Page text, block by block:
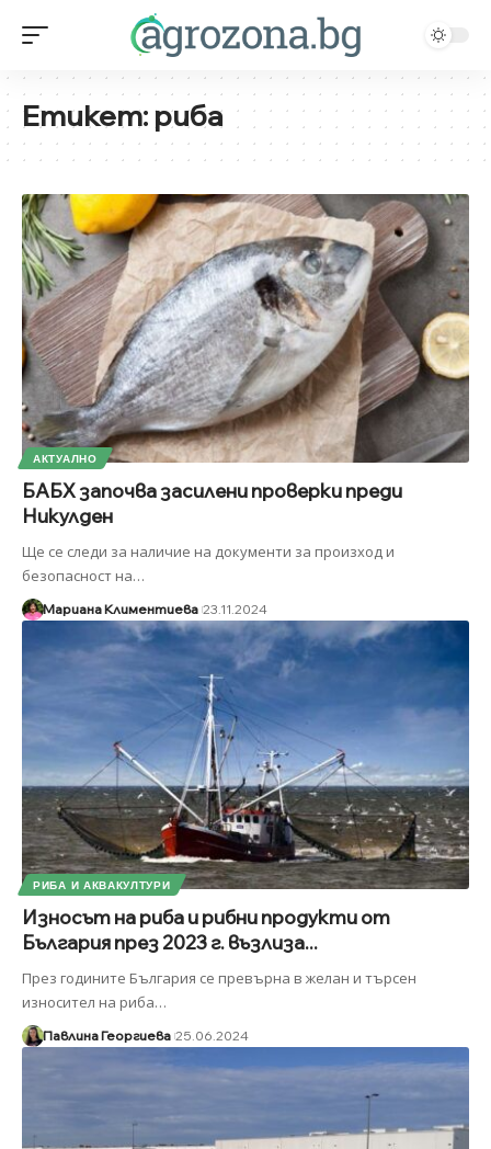
Етикет:риба
АКТУАЛНО
БАБХ започва засилени проверки преди
Никулден
Ще се следи за наличие на документи за произход и
безопасност на…
Мариана Климентиева 23.11.2024
РИБА И АКВАКУЛТУРИ
Износът на риба и рибни продукти от
България през 2023 г. възлиза...
През годините България се превърна в желан и търсен
износител на риба…
Павлина Георгиева 25.06.2024